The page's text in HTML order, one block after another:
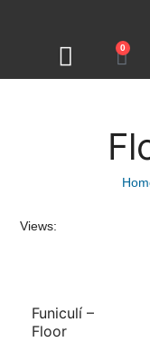
0
Views:
Funiculí –
Floor